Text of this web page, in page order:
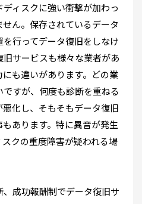
ィスクに強い衝撃が加わっ
ん。保存されているデータ
行ってデータ復旧をしなけ
サービスも様々な業者があ
も違いがあります。どの業
すが、何度も診断を重ねる
化し、そもそもデータ復旧
あります。特に異音が発生
クの重度障害が疑われる場
成功報酬制でデータ復旧サ